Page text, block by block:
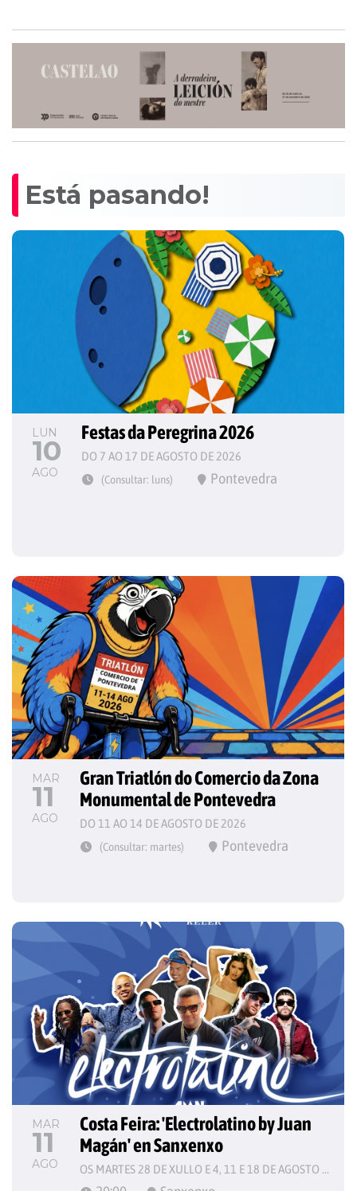
Está pasando!
LUN
10
AGO
Festas da Peregrina 2026
DO 7 AO 17 DE AGOSTO DE 2026
(Consultar: luns) Pontevedra
MAR
11
AGO
Gran Triatlón do Comercio da Zona
Monumental de Pontevedra
DO 11 AO 14 DE AGOSTO DE 2026
(Consultar: martes) Pontevedra
MAR
11
AGO
Costa Feira: 'Electrolatino by Juan
Magán' en Sanxenxo
OS MARTES 28 DE XULLO E 4, 11 E 18 DE AGOSTO DE 2026